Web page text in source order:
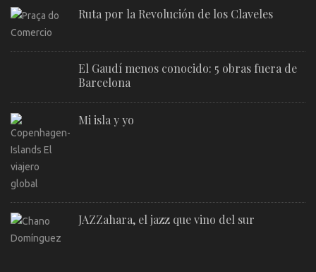
Ruta por la Revolución de los Claveles
El Gaudí menos conocido: 5 obras fuera de
Barcelona
Mi isla y yo
JAZZahara, el jazz que vino del sur